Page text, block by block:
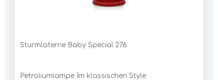
Sturmlaterne Baby Special 276
Petroliumlampe ím klassischen Style